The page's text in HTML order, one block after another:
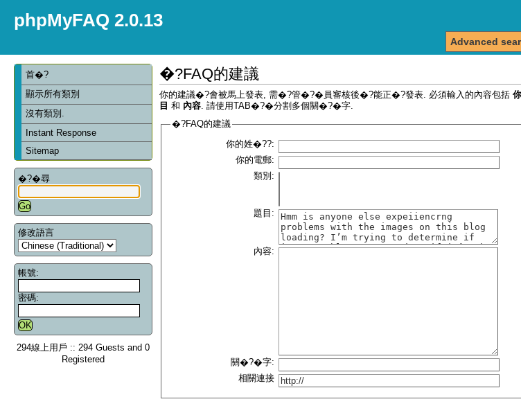
phpMyFAQ 2.0.13
Advanced
首�?
顯示所有類別
沒有類別.
Instant Response
Sitemap
�?�尋
修改語言
帳號:
密碼:
294線上用戶 :: 294 Guests and 0
Registered
�?FAQ的建議
你的建議�?會被馬上發表, 需�?管�?�員審核後�?能正�?發表. 必須輸入的內容包括
目 和 內容 . 請使用TAB�?�分割多個關�?�字.
�?FAQ的建議
你的姓�??:
你的電郵:
類別:
題目:
內容:
關�?�字:
相關連接